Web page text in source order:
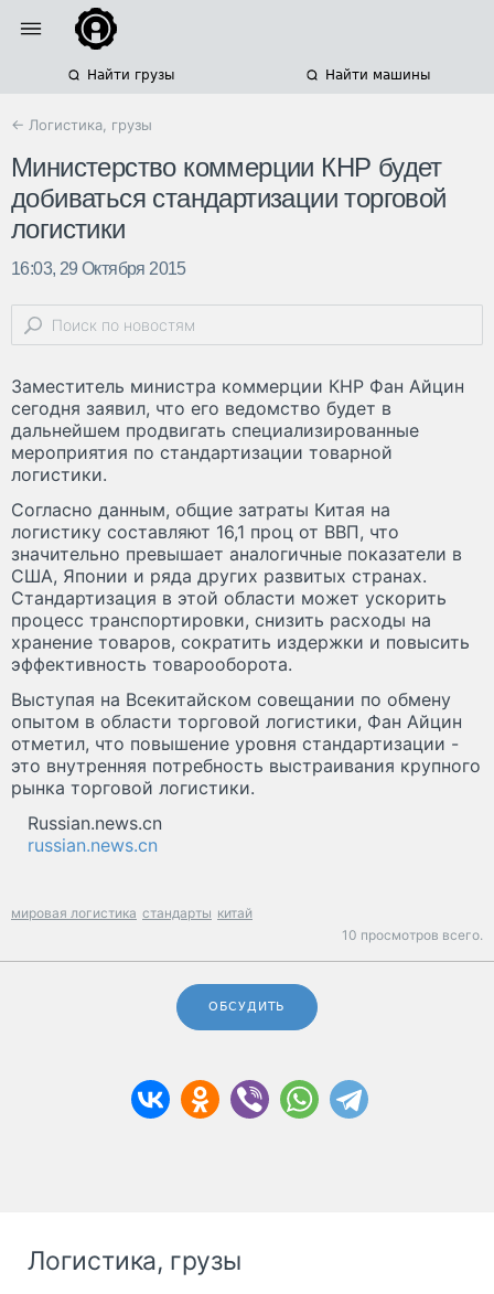
Найти грузы Найти машины
← Логистика, грузы
Министерство коммерции КНР будет
добиваться стандартизации торговой
логистики
16:03, 29 Октября 2015
Заместитель министра коммерции КНР Фан Айцин
сегодня заявил, что его ведомство будет в
дальнейшем продвигать специализированные
мероприятия по стандартизации товарной
логистики.
Согласно данным, общие затраты Китая на
логистику составляют 16,1 проц от ВВП, что
значительно превышает аналогичные показатели в
США, Японии и ряда других развитых странах.
Стандартизация в этой области может ускорить
процесс транспортировки, снизить расходы на
хранение товаров, сократить издержки и повысить
эффективность товарооборота.
Выступая на Всекитайском совещании по обмену
опытом в области торговой логистики, Фан Айцин
отметил, что повышение уровня стандартизации -
это внутренняя потребность выстраивания крупного
рынка торговой логистики.
Russian.news.cn
russian.news.cn
мировая логистика стандарты китай
10 просмотров всего.
ОБСУДИТЬ
Логистика, грузы